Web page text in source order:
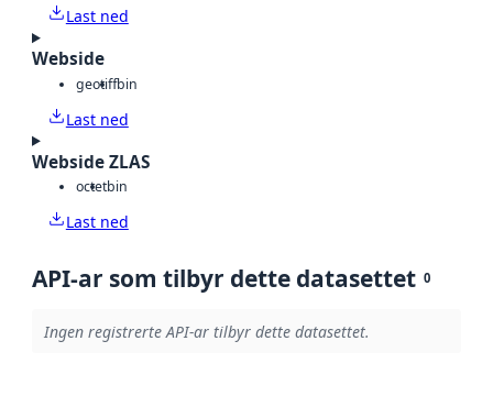
Last ned
Webside
geotiffbin
Last ned
Webside ZLAS
octetbin
Last ned
API-ar som tilbyr dette datasettet 0
Ingen registrerte API-ar tilbyr dette datasettet.